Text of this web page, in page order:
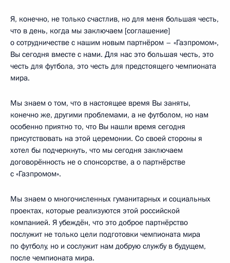
Я, конечно, не только счастлив, но для меня большая честь,
что в день, когда мы заключаем [соглашение]
о сотрудничестве с нашим новым партнёром – «Газпромом»,
Вы сегодня вместе с нами. Для нас это большая честь, это
честь для футбола, это честь для предстоящего чемпионата
мира.
Мы знаем о том, что в настоящее время Вы заняты,
конечно же, другими проблемами, а не футболом, но нам
особенно приятно то, что Вы нашли время сегодня
присутствовать на этой церемонии. Со своей стороны я
хотел бы подчеркнуть, что мы сегодня заключаем
договорённость не о спонсорстве, а о партнёрстве
с «Газпромом».
Мы знаем о многочисленных гуманитарных и социальных
проектах, которые реализуются этой российской
компанией. Я убеждён, что это доброе партнёрство
послужит не только цели подготовки чемпионата мира
по футболу, но и сослужит нам добрую службу в будущем,
после чемпионата мира.